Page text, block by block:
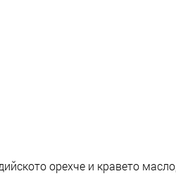
орехче и кравето масло,